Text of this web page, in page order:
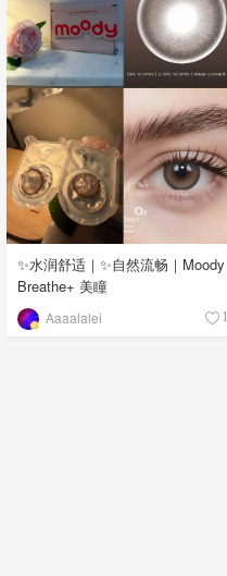
✨水润舒适｜✨自然流畅｜Moody
Breathe+ 美瞳
Aaaalalei 1